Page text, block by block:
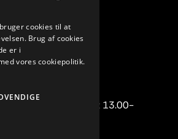
10.00-15.00
kl. 10.00-12.00 samt 13.00-
cookies til at
Brug af cookies
er i
vores cookiepolitik.